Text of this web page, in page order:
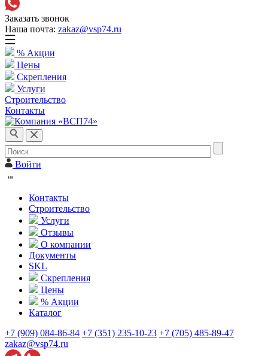
Заказать звонок
Наша почта: zakaz@vsp74.ru
% Акции
Цены
Скрепления
Услуги
Строительство
Контакты
Войти
Контакты
Строительство
Услуги
Отзывы
О компании
Документы
SKL
Скрепления
Цены
% Акции
Каталог
+7 (909) 084-86-84 +7 (351) 235-10-23 +7 (705) 485-89-47
zakaz@vsp74.ru